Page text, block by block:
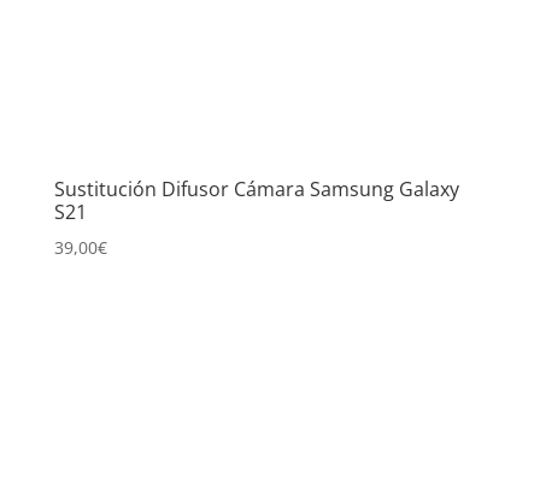
Sustitución Difusor Cámara Samsung Galaxy
S21
39,00€